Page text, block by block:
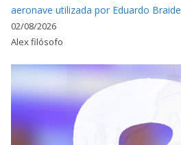
aeronave utilizada por Eduardo Braide
02/08/2026
Alex filósofo